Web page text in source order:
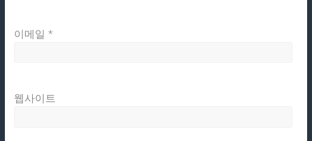
이메일 *
웹사이트